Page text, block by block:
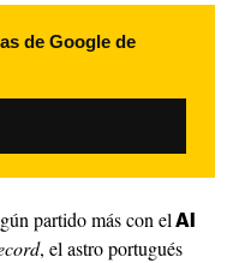
de Google de
partido más con el Al
, el astro portugués